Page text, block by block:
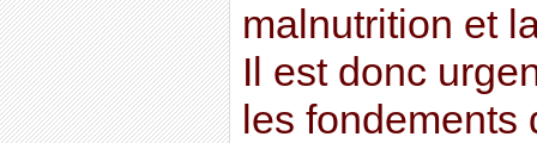
malnutrition et
Il est donc
les fondements